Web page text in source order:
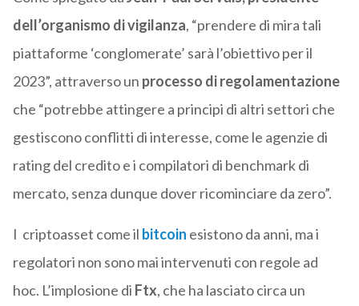
dell’organismo di vigilanza, “prendere di mira tali
piattaforme ‘conglomerate’ sarà l’obiettivo per il
2023”, attraversoun processo di regolamentazione
che “potrebbe attingere a principi di altri settori che
gestiscono conflitti di interesse, come le agenzie di
rating del credito e i compilatori di benchmark di
mercato, senza dunque dover ricominciare da zero”.
I criptoasset come il bitcoin esistono da anni, ma i
regolatori non sono mai intervenuti con regole ad
hoc. L’implosione di Ftx, che ha lasciato circa un